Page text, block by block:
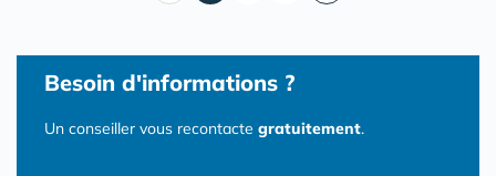
Besoin d'informations ?
Un conseiller vous recontacte gratuitement.